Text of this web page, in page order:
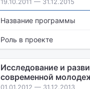
19.10.2011 — 31.12.2015
Название программы
Роль в проекте
Исследование и
современной
01.01.2012 — 31.12.2013